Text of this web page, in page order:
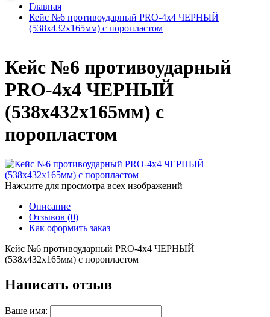
Главная
Кейс №6 противоударный PRO-4x4 ЧЕРНЫЙ
(538x432x165мм) с поропластом
Кейс №6 противоударный
PRO-4x4 ЧЕРНЫЙ
(538x432x165мм) с
поропластом
Нажмите для просмотра всех изображений
Описание
Отзывов (0)
Как оформить заказ
Кейс №6 противоударный PRO-4x4 ЧЕРНЫЙ
(538x432x165мм) с поропластом
Написать отзыв
Ваше имя: